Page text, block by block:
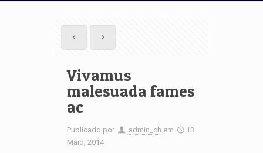
Vivamus
malesuada fames
ac
Publicado por admin_ch em
13
Maio, 2014